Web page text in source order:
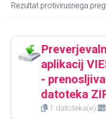
Rezultat protivirusnega
aplikacij
- prenosljiva
datoteka
1 datoteka(e)